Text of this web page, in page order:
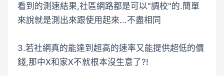
看到的測速結果,社區網路都是可以"調校"的.簡單
來說就是測出來跟使用起來...不盡相同
3.若社網真的能達到超高的速率又能提供超低的價
錢,那中X和家X不就根本沒生意了?!